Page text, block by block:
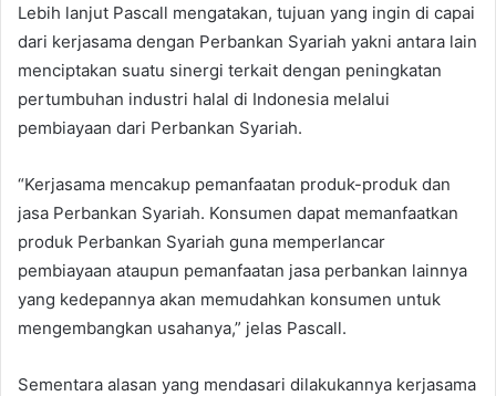
Lebih lanjut Pascall mengatakan, tujuan yang ingin di capai
dari kerjasama dengan Perbankan Syariah yakni antara lain
menciptakan suatu sinergi terkait dengan peningkatan
pertumbuhan industri halal di Indonesia melalui
pembiayaan dari Perbankan Syariah.
“Kerjasama mencakup pemanfaatan produk-produk dan
jasa Perbankan Syariah. Konsumen dapat memanfaatkan
produk Perbankan Syariah guna memperlancar
pembiayaan ataupun pemanfaatan jasa perbankan lainnya
yang kedepannya akan memudahkan konsumen untuk
mengembangkan usahanya,” jelas Pascall.
Sementara alasan yang mendasari dilakukannya kerjasama